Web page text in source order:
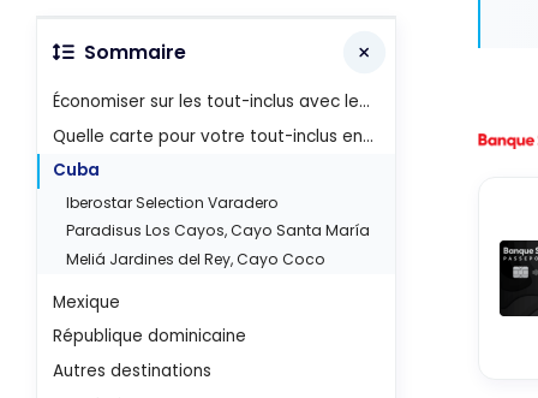
Sommaire
Économiser sur les tout-inclus avec les points
Quelle carte pour votre tout-inclus en famille?
Cuba
Iberostar Selection Varadero
Paradisus Los Cayos, Cayo Santa María
Meliá Jardines del Rey, Cayo Coco
Mexique
République dominicaine
Autres destinations